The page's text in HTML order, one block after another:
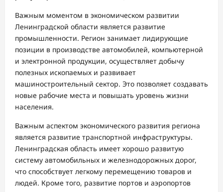
Важным моментом в экономическом развитии
Ленинградской области является развитие
промышленности. Регион занимает лидирующие
позиции в производстве автомобилей, компьютерной
и электронной продукции, осуществляет добычу
полезных ископаемых и развивает
машиностроительный сектор. Это позволяет создавать
новые рабочие места и повышать уровень жизни
населения.
Важным аспектом экономического развития региона
является развитие транспортной инфраструктуры.
Ленинградская область имеет хорошо развитую
систему автомобильных и железнодорожных дорог,
что способствует легкому перемещению товаров и
людей. Кроме того, развитие портов и аэропортов